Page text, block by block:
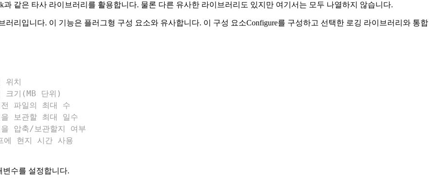
같은 타사 라이브러리를 활용합니다. 물론 다른 유사한 라이브러리도 있지만 여기서는 모두 나열하지 않습니다.
러리입니다. 이 기능은 플러그형 구성 요소와 유사합니다. 이 구성 요소Configure를 구성하고 선택한 로깅 라이브러리와 통합
치
기(MB 단위)
파일의 최대 수
보관할 최대 일수
압축/보관할지 여부
에 현지 시간 사용
변수를 설정합니다.